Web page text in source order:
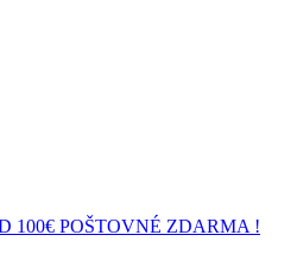
100€ POŠTOVNÉ ZDARMA !